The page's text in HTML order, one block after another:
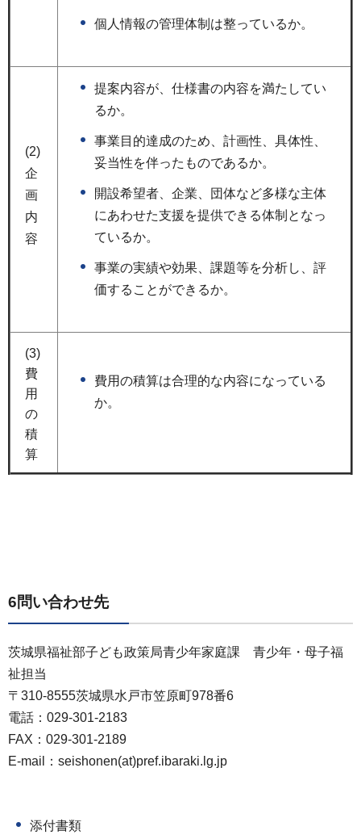
個人情報の管理体制は整っているか。
(2)
企
画
内
容
提案内容が、仕様書の内容を満たしてい
るか。
事業目的達成のため、計画性、具体性、
妥当性を伴ったものであるか。
開設希望者、企業、団体など多様な主体
にあわせた支援を提供できる体制となっ
ているか。
事業の実績や効果、課題等を分析し、評
価することができるか。
(3)
費
用
の
積
算
費用の積算は合理的な内容になっている
か。
6問い合わせ先
茨城県福祉部子ども政策局青少年家庭課
青少年・母子福
祉担当
〒310-8555茨城県水戸市笠原町978番6
電話：029-301-2183
FAX：029-301-2189
E-mail：seishonen(at)pref.ibaraki.lg.jp
添付書類